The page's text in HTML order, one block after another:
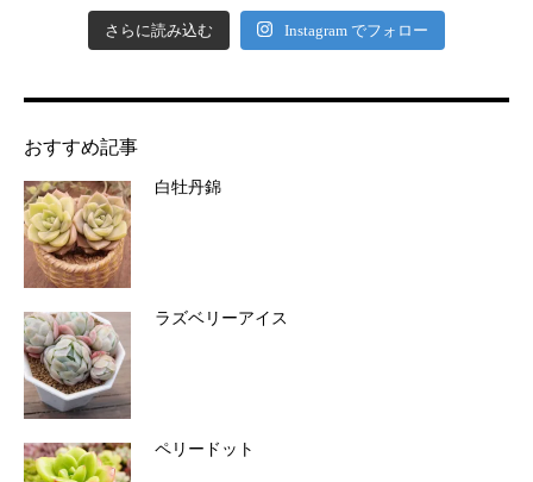
さらに読み込む Instagram でフォロー
おすすめ記事
白牡丹錦
ラズベリーアイス
ペリードット